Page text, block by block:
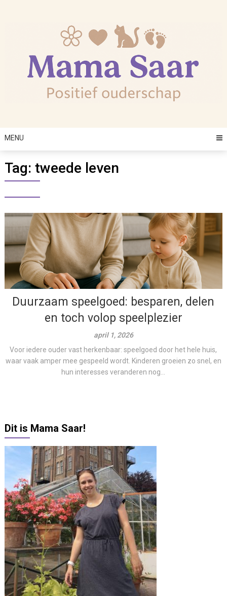
MENU
Tag: tweede leven
Duurzaam speelgoed: besparen, delen
en toch volop speelplezier
april 1, 2026
Voor iedere ouder vast herkenbaar: speelgoed door het hele huis,
waar vaak amper mee gespeeld wordt. Kinderen groeien zo snel, en
hun interesses veranderen nog...
Dit is Mama Saar!